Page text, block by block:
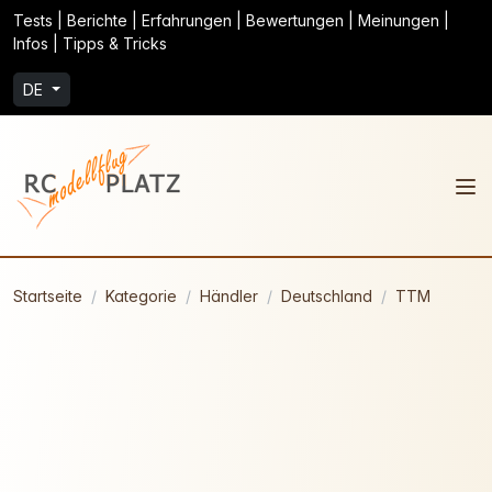
Tests | Berichte | Erfahrungen | Bewertungen | Meinungen |
Infos | Tipps & Tricks
DE
Startseite Kategorie Händler Deutschland TTM